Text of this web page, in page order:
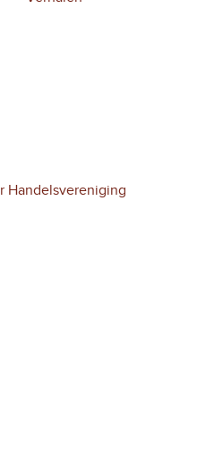
Handelsvereniging